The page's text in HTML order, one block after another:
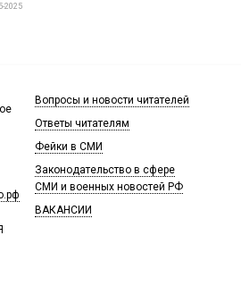
2025
Вопросы и новости читателей
Ответы читателям
Фейки в СМИ
Законодательство в сфере
СМИ и военных новостей РФ
ВАКАНСИИ